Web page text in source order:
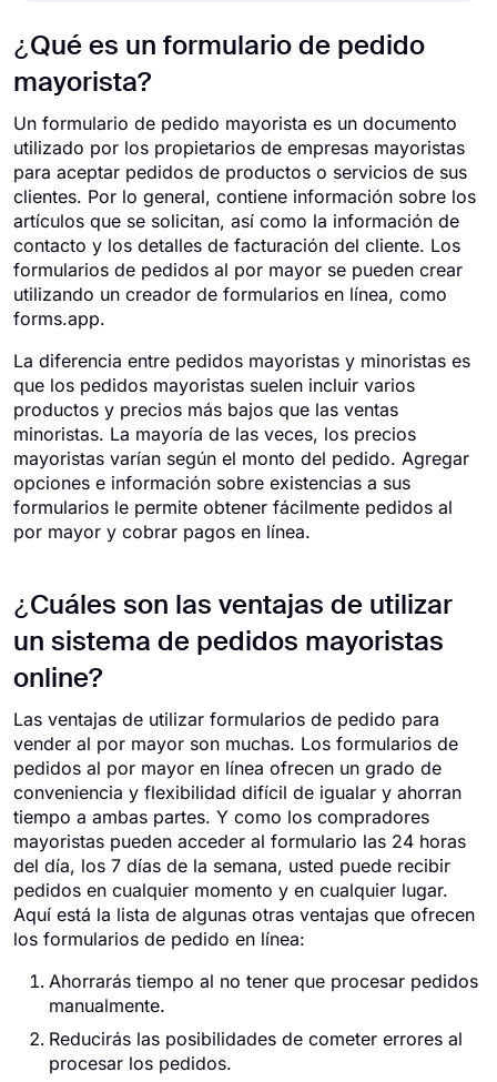
¿Qué es un formulario de pedido
mayorista?
Un formulario de pedido mayorista es un documento
utilizado por los propietarios de empresas mayoristas
para aceptar pedidos de productos o servicios de sus
clientes. Por lo general, contiene información sobre los
artículos que se solicitan, así como la información de
contacto y los detalles de facturación del cliente. Los
formularios de pedidos al por mayor se pueden crear
utilizando un creador de formularios en línea, como
forms.app.
La diferencia entre pedidos mayoristas y minoristas es
que los pedidos mayoristas suelen incluir varios
productos y precios más bajos que las ventas
minoristas. La mayoría de las veces, los precios
mayoristas varían según el monto del pedido. Agregar
opciones e información sobre existencias a sus
formularios le permite obtener fácilmente pedidos al
por mayor y cobrar pagos en línea.
¿Cuáles son las ventajas de utilizar
un sistema de pedidos mayoristas
online?
Las ventajas de utilizar formularios de pedido para
vender al por mayor son muchas. Los formularios de
pedidos al por mayor en línea ofrecen un grado de
conveniencia y flexibilidad difícil de igualar y ahorran
tiempo a ambas partes. Y como los compradores
mayoristas pueden acceder al formulario las 24 horas
del día, los 7 días de la semana, usted puede recibir
pedidos en cualquier momento y en cualquier lugar.
Aquí está la lista de algunas otras ventajas que ofrecen
los formularios de pedido en línea:
Ahorrarás tiempo al no tener que procesar pedidos
manualmente.
Reducirás las posibilidades de cometer errores al
procesar los pedidos.